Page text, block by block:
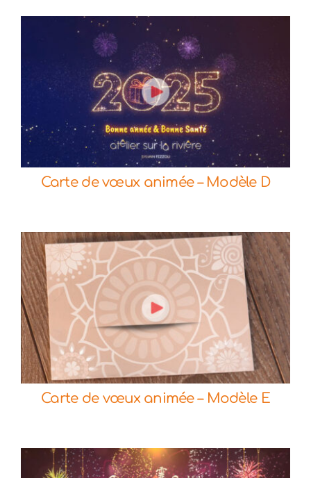
Commander Détails
Carte de vœux animée – Modèle D
Commander Détails
Carte de vœux animée – Modèle E